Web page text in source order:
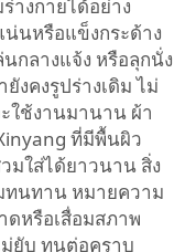
างกายได้อย่าง
น่นหรือแข็งกระด้าง
กลางแจ้ง หรือลุกนั่ง
งคงรูปร่างเดิม ไม่
ใช้งานมานาน ผ้า
ที่มีพื้นผิว
มใส่ได้ยาวนาน สิ่ง
ทนทาน หมายความ
หรือเสื่อมสภาพ
ม่ยับ ทนต่อคราบ